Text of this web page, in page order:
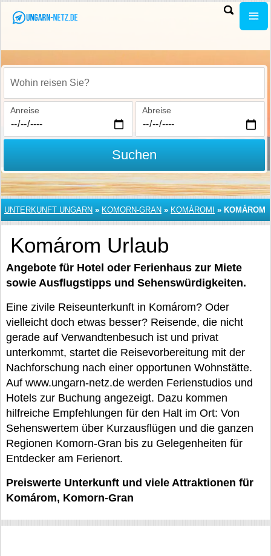
Wohin reisen Sie?
Anreise Abreise
Suchen
UNTERKUNFT UNGARN » KOMORN-GRAN » KOMÁROMI » KOMÁROM
Komárom Urlaub
Angebote für Hotel oder Ferienhaus zur Miete
sowie Ausflugstipps und Sehenswürdigkeiten.
Eine zivile Reiseunterkunft in Komárom? Oder
vielleicht doch etwas besser? Reisende, die nicht
gerade auf Verwandtenbesuch ist und privat
unterkommt, startet die Reisevorbereitung mit der
Nachforschung nach einer opportunen Wohnstätte.
Auf www.ungarn-netz.de werden Ferienstudios und
Hotels zur Buchung angezeigt. Dazu kommen
hilfreiche Empfehlungen für den Halt im Ort: Von
Sehenswertem über Kurzausflügen und die ganzen
Regionen Komorn-Gran bis zu Gelegenheiten für
Entdecker am Ferienort.
Preiswerte Unterkunft und viele Attraktionen für
Komárom, Komorn-Gran